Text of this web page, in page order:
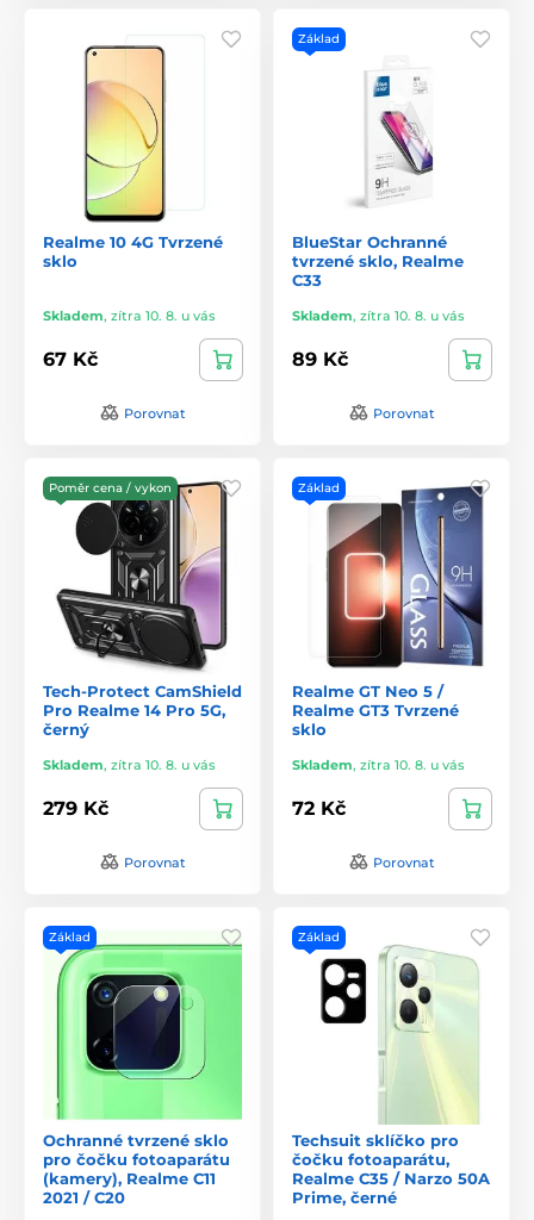
Realme 10 4G Tvrzené
sklo
Skladem, zítra 10. 8. u vás
67 Kč
Porovnat
Základ
BlueStar Ochranné
tvrzené sklo, Realme
C33
Skladem, zítra 10. 8. u vás
89 Kč
Porovnat
Poměr cena / vykon
Tech-Protect CamShield
Pro Realme 14 Pro 5G,
černý
Skladem, zítra 10. 8. u vás
279 Kč
Porovnat
Základ
Realme GT Neo 5 /
Realme GT3 Tvrzené
sklo
Skladem, zítra 10. 8. u vás
72 Kč
Porovnat
Základ
Ochranné tvrzené sklo
pro čočku fotoaparátu
(kamery), Realme C11
2021 / C20
Základ
Techsuit sklíčko pro
čočku fotoaparátu,
Realme C35 / Narzo 50A
Prime, černé